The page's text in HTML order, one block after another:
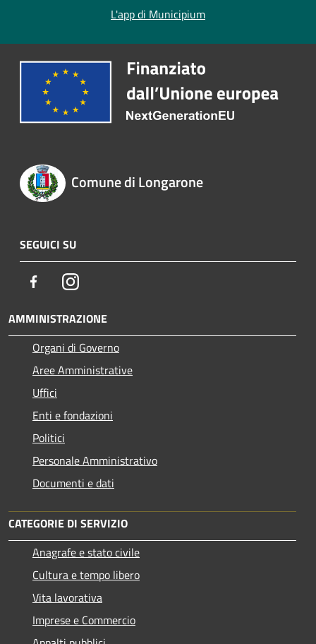
L'app di Municipium
Comune di Longarone
SEGUICI SU
FacebookInstagram
AMMINISTRAZIONE
Organi di Governo
Aree Amministrative
Uffici
Enti e fondazioni
Politici
Personale Amministrativo
Documenti e dati
CATEGORIE DI SERVIZIO
Anagrafe e stato civile
Cultura e tempo libero
Vita lavorativa
Imprese e Commercio